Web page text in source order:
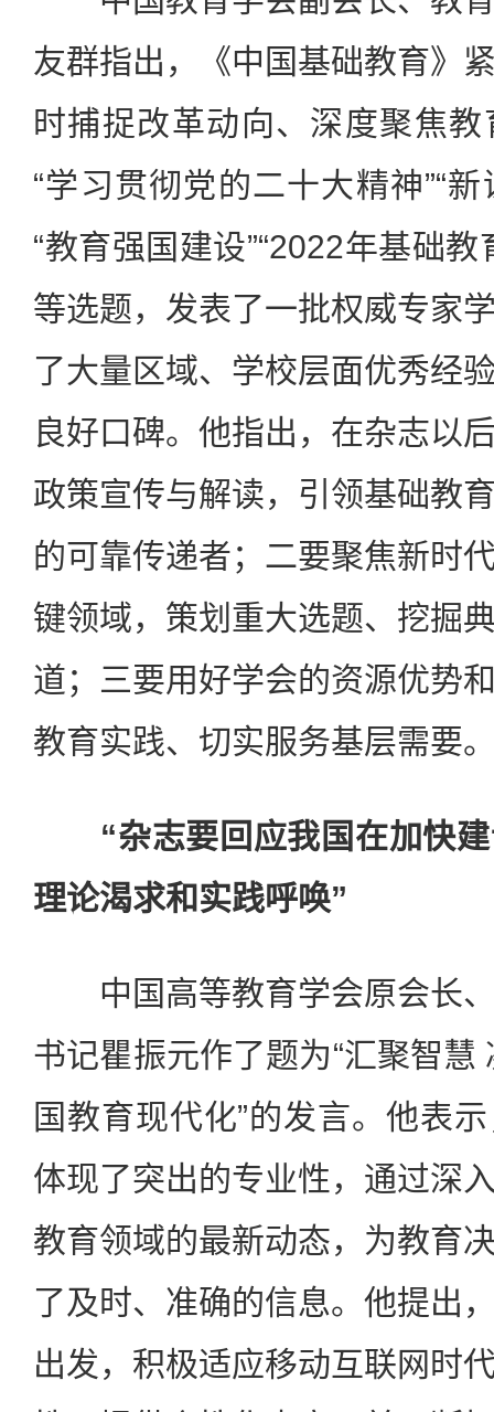
友群指出，《中国基础教育》
时捕捉改革动向、深度聚焦
“学习贯彻党的二十大精神”“新
“教育强国建设”“2022年基础
等选题，发表了一批权威专家
了大量区域、学校层面优秀经
良好口碑。他指出，在杂志以
政策宣传与解读，引领基础教
的可靠传递者；二要聚焦新时
键领域，策划重大选题、挖掘
道；三要用好学会的资源优势
教育实践、切实服务基层需要
“杂志要回应我国在加快
理论渴求和实践呼唤”
中国高等教育学会原会长、
书记瞿振元作了题为“汇聚智慧
国教育现代化”的发言。他表
体现了突出的专业性，通过深
教育领域的最新动态，为教育
了及时、准确的信息。他提出
出发，积极适应移动互联网时